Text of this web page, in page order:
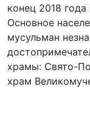
конец 2018
Основное
мусульман
храмы: Свято-
храм